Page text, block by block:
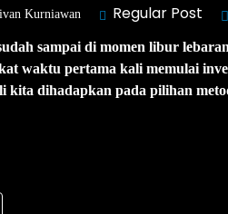
Kurniawan Regular Post
sampai di momen libur
waktu pertama kali memulai
kita dihadapkan pada pilihan